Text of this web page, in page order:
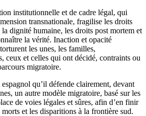
institutionnelle et de cadre légal, qui
transnationale, fragilise les droits
dignité humaine, les droits post mortem et
la vérité. Inaction et opacité
les unes, les familles,
ceux et celles qui ont décidé, contraints ou
migratoire.
qu’il défende clairement, devant
un autre modèle migratoire, basé sur les
de voies légales et sûres, afin d’en finir
et les disparitions à la frontière sud.